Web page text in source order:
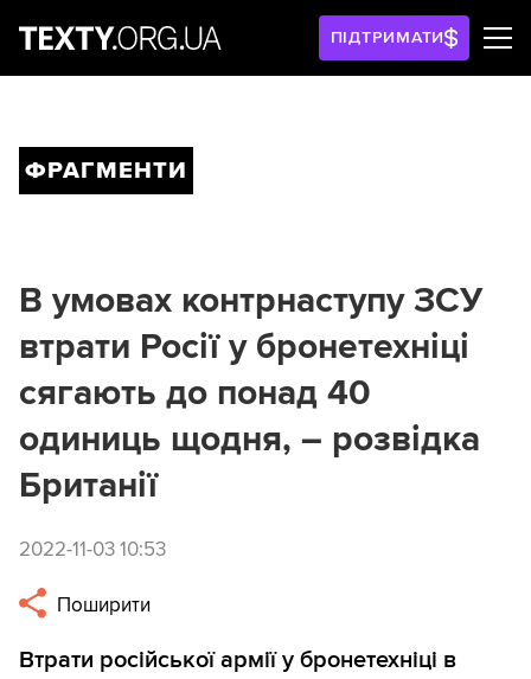
ПІДТРИМАТИ
ФРАГМЕНТИ
В умовах контрнаступу ЗСУ
втрати Росії у бронетехніці
сягають до понад 40
одиниць щодня, – розвідка
Британії
2022-11-03 10:53
Поширити
Втрати російської армії у бронетехніці в